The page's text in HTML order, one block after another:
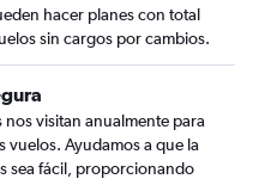
hacer planes con total
sin cargos por cambios.
visitan anualmente para
vuelos. Ayudamos a que la
sea fácil, proporcionando